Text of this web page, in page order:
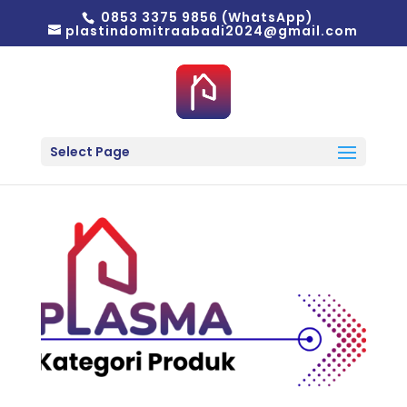
0853 3375 9856 (WhatsApp)
plastindomitraabadi2024@gmail.com
Select Page